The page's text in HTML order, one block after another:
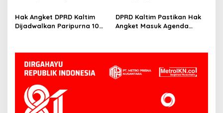
Penerima
Fokus Pembangunan ke
Depan
Hak Angket DPRD Kaltim
Dijadwalkan Paripurna 10
DPRD Kaltim Pastikan Hak
Angket Masuk Agenda